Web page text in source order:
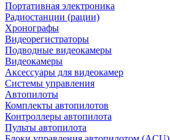
Портативная электроника
Радиостанции (рации)
Хронографы
Видеорегистраторы
Подводные видеокамеры
Видеокамеры
Аксессуары для видеокамер
Системы управления
Автопилоты
Комплекты автопилотов
Контроллеры автопилота
Пульты автопилота